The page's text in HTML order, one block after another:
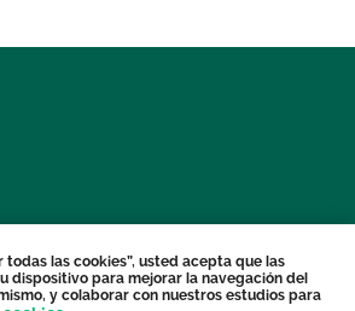
todas las cookies”, usted acepta que las
dispositivo para mejorar la navegación del
y colaborar con nuestros estudios para